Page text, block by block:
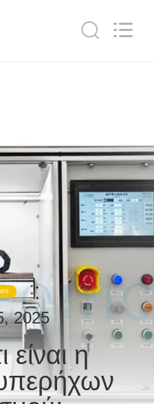
2025
είναι η